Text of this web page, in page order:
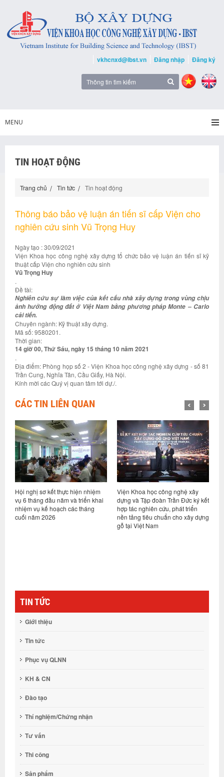
vkhcnxd@ibst.vn Đăng nhập Đăng ký
MENU
TIN HOẠT ĐỘNG
Trang chủ Tin tức Tin hoạt động
Thông báo bảo vệ luận án tiến sĩ cấp Viện cho
nghiên cứu sinh Vũ Trọng Huy
Ngày tạo : 30/09/2021
Viện Khoa học công nghệ xây dựng tổ chức bảo vệ luận án tiến sĩ kỹ
thuật cấp Viện cho nghiên cứu sinh
Vũ Trọng Huy
.
Đề tài:
Nghiên cứu sự làm việc của kết cấu nhà xây dựng trong vùng chịu
ảnh hưởng động đất ở Việt Nam bằng phương pháp Monte – Carlo
cải tiến.
Chuyên ngành: Kỹ thuật xây dựng.
Mã số: 9580201.
Thời gian:
14 giờ 00, Thứ Sáu, ngày 15 tháng 10 năm 2021
.
Địa điểm: Phòng họp số 2 - Viện Khoa học công nghệ xây dựng - số 81
Trần Cung, Nghĩa Tân, Cầu Giấy, Hà Nội.
Kính mời các Quý vị quan tâm tới dự./.
CÁC TIN LIÊN QUAN
Hội nghị sơ kết thực hiện nhiệm
vụ 6 tháng đầu năm và triển khai
nhiệm vụ kế hoạch các tháng
cuối năm 2026
Viện Khoa học công nghệ xây
dựng và Tập đoàn Trần Đức ký kết
hợp tác nghiên cứu, phát triển
nền tảng tiêu chuẩn cho xây dựng
gỗ tại Việt Nam
TIN TỨC
Giới thiệu
Tin tức
Phục vụ QLNN
KH & CN
Đào tạo
Thí nghiệm/Chứng nhận
Tư vấn
Thi công
Sản phẩm